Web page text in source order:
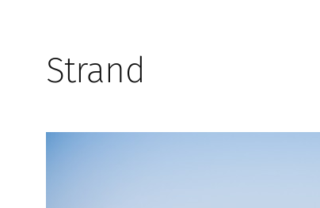
Strand